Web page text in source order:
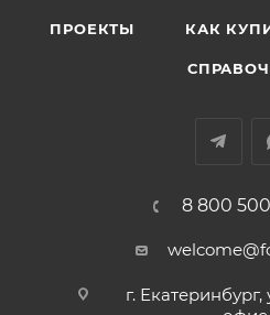
ПРОЕКТЫ КАК
8 800
г.